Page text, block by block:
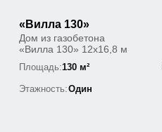
«Вилла 130»
Дом из газобетона
«Вилла 130» 12х16,8 м
Площадь:130 м²
Этажность:Один